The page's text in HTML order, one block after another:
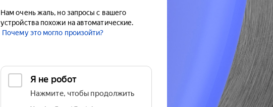
Нам очень жаль, но запросы с вашего
устройства похожи на автоматические.
Почему это могло произойти?